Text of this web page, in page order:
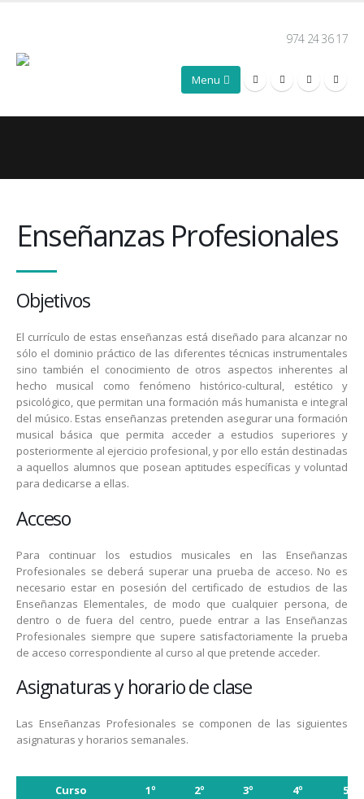
974 24 36 17
Enseñanzas Profesionales
Objetivos
El currículo de estas enseñanzas está diseñado para alcanzar no
sólo el dominio práctico de las diferentes técnicas instrumentales
sino también el conocimiento de otros aspectos inherentes al
hecho musical como fenómeno histórico-cultural, estético y
psicológico, que permitan una formación más humanista e integral
del músico. Estas enseñanzas pretenden asegurar una formación
musical básica que permita acceder a estudios superiores y
posteriormente al ejercicio profesional, y por ello están destinadas
a aquellos alumnos que posean aptitudes específicas y voluntad
para dedicarse a ellas.
Acceso
Para continuar los estudios musicales en las Enseñanzas
Profesionales se deberá superar una prueba de acceso. No es
necesario estar en posesión del certificado de estudios de las
Enseñanzas Elementales, de modo que cualquier persona, de
dentro o de fuera del centro, puede entrar a las Enseñanzas
Profesionales siempre que supere satisfactoriamente la prueba
de acceso correspondiente al curso al que pretende acceder.
Asignaturas y horario de clase
Las Enseñanzas Profesionales se componen de las siguientes
asignaturas y horarios semanales.
Curso 1º 2º 3º 4º
5º